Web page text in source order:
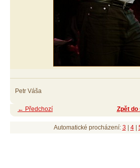
Petr Váša
← Předchozí Zpět do
Automatické procházení: 3| 4|